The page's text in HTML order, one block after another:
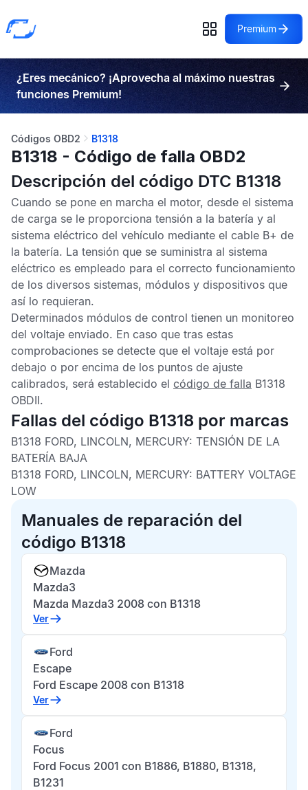
Premium
¿Eres mecánico? ¡Aprovecha al máximo nuestras
funciones Premium!
Códigos OBD2 B1318
B1318 - Código de falla OBD2
Descripción del código DTC B1318
Cuando se pone en marcha el motor, desde el sistema
de carga se le proporciona tensión a la batería y al
sistema eléctrico del vehículo mediante el cable B+ de
la batería. La tensión que se suministra al sistema
eléctrico es empleado para el correcto funcionamiento
de los diversos sistemas, módulos y dispositivos que
así lo requieran.
Determinados módulos de control tienen un monitoreo
del voltaje enviado. En caso que tras estas
comprobaciones se detecte que el voltaje está por
debajo o por encima de los puntos de ajuste
calibrados, será establecido el código de falla B1318
OBDII.
Fallas del código B1318 por marcas
B1318 FORD, LINCOLN, MERCURY: TENSIÓN DE LA
BATERÍA BAJA
B1318 FORD, LINCOLN, MERCURY: BATTERY VOLTAGE
LOW
Manuales de reparación del
código B1318
Mazda
Mazda3
Mazda Mazda3 2008 con B1318
Ver
Ford
Escape
Ford Escape 2008 con B1318
Ver
Ford
Focus
Ford Focus 2001 con B1886, B1880, B1318,
B1231